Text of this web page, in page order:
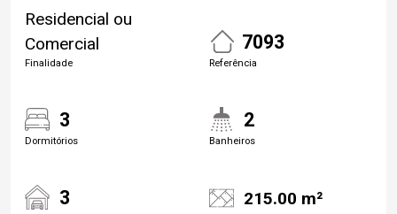
Residencial ou
Comercial
Finalidade
7093
Referência
3
Dormitórios
2
Banheiros
3 215.00 m²